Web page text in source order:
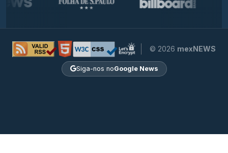
© 2026 mexNEWS
Siga-nos noGoogle News